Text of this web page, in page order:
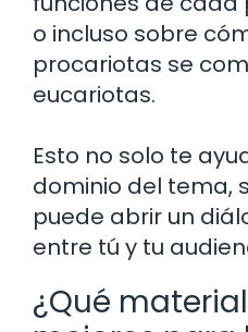
o incluso sobre
procariotas se
eucariotas.
Esto no solo te
dominio del tema,
puede abrir un
entre tú y tu
¿Qué